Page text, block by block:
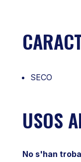
SECO
USOS
No s'han